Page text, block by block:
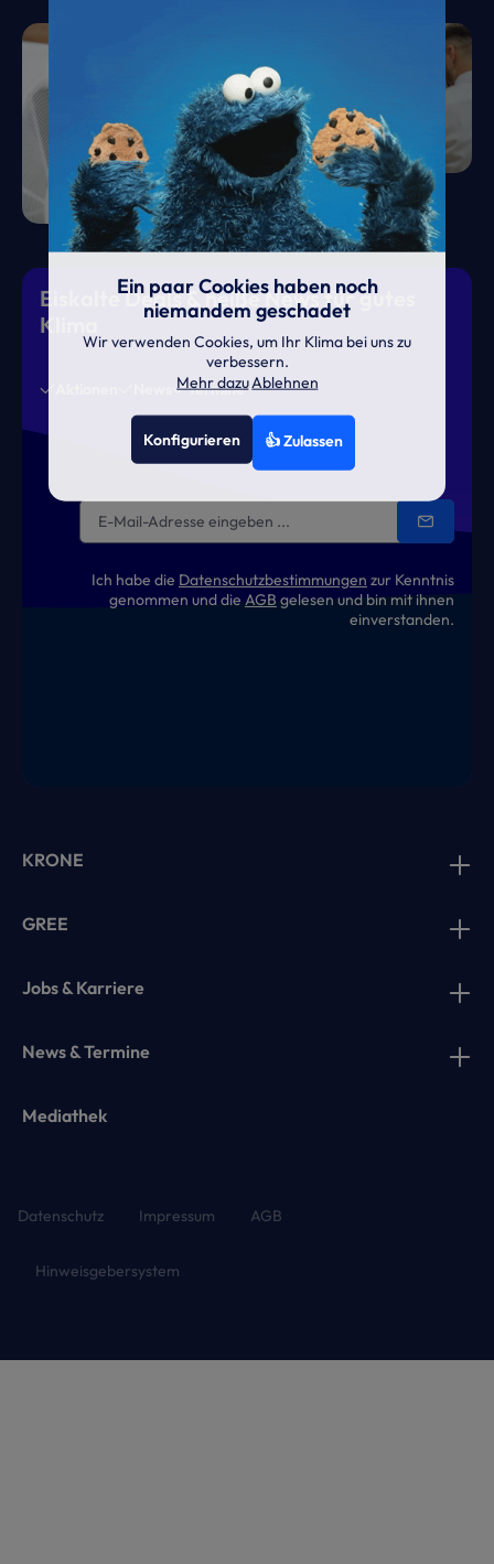
Eiskalte Deals & heiße News für gutes
Klima
Termine
Ich habe die Datenschutzbestimmungen zur Kenntnis
genommen und die AGB gelesen und bin mit ihnen
einverstanden.
KRONE
GREE
Jobs & Karriere
News & Termine
Mediathek
Datenschutz Impressum AGB
Hinweisgebersystem
Ein paar Cookies haben noch
niemandem geschadet
Wir verwenden Cookies, um Ihr Klima bei uns zu
verbessern.
Mehr dazuAblehnen
Konfigurieren 👍 Zulassen